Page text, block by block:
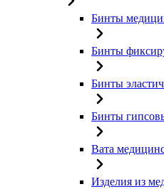
Бинты
Бинты
Бинты
Бинты
Вата
Изделия из